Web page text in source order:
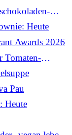
Heute
Awards 2026
Tomaten-
Pau
Heute